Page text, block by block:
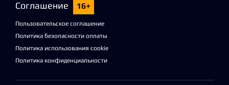
Соглашение 16+
Пользовательское соглашение
Политика безопасности оплаты
Политика использования cookie
Политика конфиденциальности